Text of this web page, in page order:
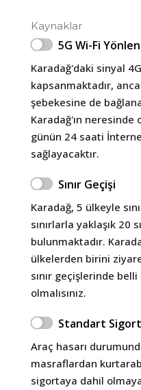
Kaynaklar
5G Wi-Fi
Karadağ'daki sinyal
kapsanmaktadır,
şebekesine de
Karadağ'ın neresinde
günün 24 saati
sağlayacaktır.
Sınır Geçişi
Karadağ, 5 ülkeyle
sınırlarla yaklaşık 20
bulunmaktadır.
ülkelerden birini
sınır geçişlerinde belli
olmalısınız.
Standart
Araç hasarı
masraflardan
sigortaya dahil